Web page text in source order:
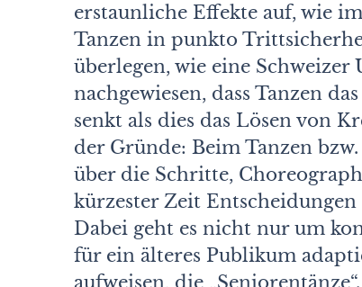
erstaunliche Effekte auf, wie
Tanzen in punkto
überlegen, wie eine
nachgewiesen, dass Tanzen
senkt als dies das Lösen von
der Gründe: Beim Tanzen
über die Schritte,
kürzester Zeit
Dabei geht es nicht nur um
für ein älteres Publikum
aufweisen, die